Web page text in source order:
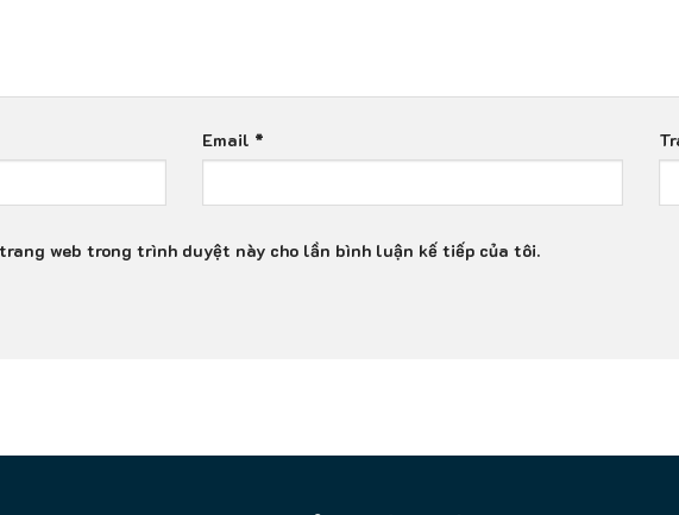
Email *
web trong trình duyệt này cho lần bình luận kế tiếp của tôi.